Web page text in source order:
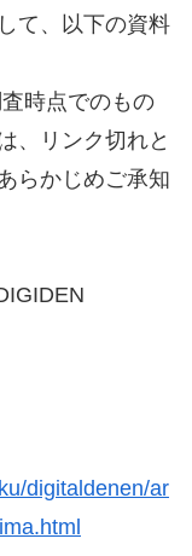
て、以下の資料
時点でのもの
、リンク切れと
らかじめご承知
digitaldenen/ar